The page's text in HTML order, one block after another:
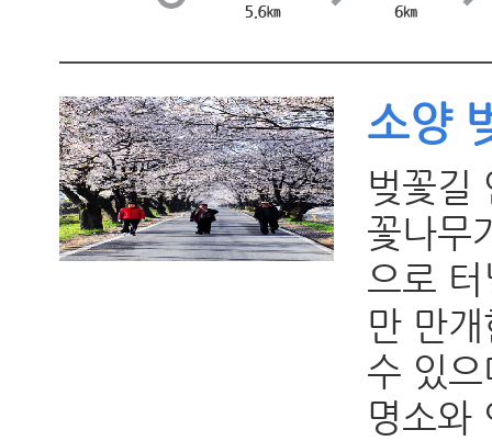
소양
벚꽃길
꽃나무
으로
만 만
수 있
명소와